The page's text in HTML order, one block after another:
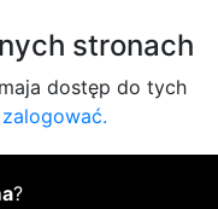
stronach
dostęp do tych
?